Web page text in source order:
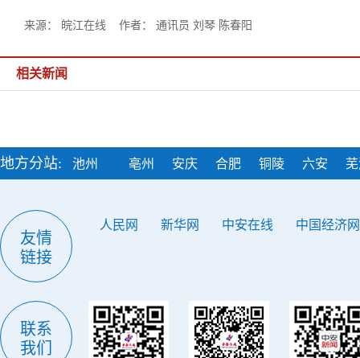
来源： 皖江在线 作者： 通讯员 刘琴 陈春阳
相关新闻
地方分站: 池州 亳州 安庆 合肥 铜陵 六安
友情
链接
人民网 新华网 中安在线 中国经济网
联系
我们